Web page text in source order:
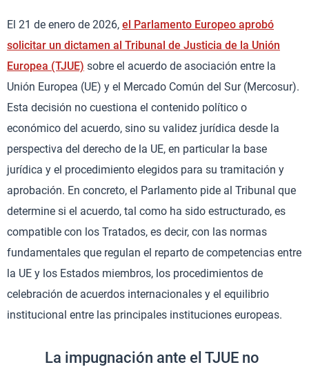
El 21 de enero de 2026, el Parlamento Europeo aprobó
solicitar un dictamen al Tribunal de Justicia de la Unión
Europea (TJUE) sobre el acuerdo de asociación entre la
Unión Europea (UE) y el Mercado Común del Sur (Mercosur).
Esta decisión no cuestiona el contenido político o
económico del acuerdo, sino su validez jurídica desde la
perspectiva del derecho de la UE, en particular la base
jurídica y el procedimiento elegidos para su tramitación y
aprobación. En concreto, el Parlamento pide al Tribunal que
determine si el acuerdo, tal como ha sido estructurado, es
compatible con los Tratados, es decir, con las normas
fundamentales que regulan el reparto de competencias entre
la UE y los Estados miembros, los procedimientos de
celebración de acuerdos internacionales y el equilibrio
institucional entre las principales instituciones europeas.
La impugnación ante el TJUE no